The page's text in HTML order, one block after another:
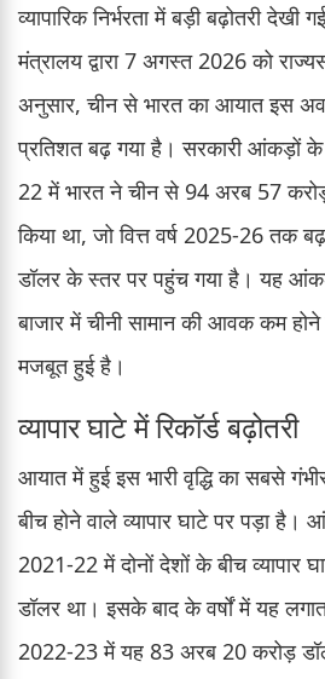
व्यापारिक निर्भरता में बड़ी बढ़ोतरी देखी
मंत्रालय द्वारा 7 अगस्त 2026 को
अनुसार, चीन से भारत का आयात इस
प्रतिशत बढ़ गया है। सरकारी आंकड़ों के
22 में भारत ने चीन से 94 अरब 57
किया था, जो वित्त वर्ष 2025-26 तक
डॉलर के स्तर पर पहुंच गया है। यह
बाजार में चीनी सामान की आवक कम
मजबूत हुई है।
व्यापार घाटे में रिकॉर्ड बढ़ोतरी
आयात में हुई इस भारी वृद्धि का सबसे
बीच होने वाले व्यापार घाटे पर पड़ा है।
2021-22 में दोनों देशों के बीच व्यापार
डॉलर था। इसके बाद के वर्षों में यह
2022-23 में यह 83 अरब 20 करोड़